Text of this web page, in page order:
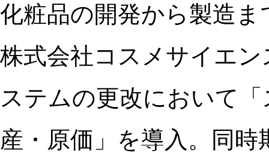
化粧品の開発から製造
株式会社コスメサイエ
ステムの更改において
産・原価」を導入。同